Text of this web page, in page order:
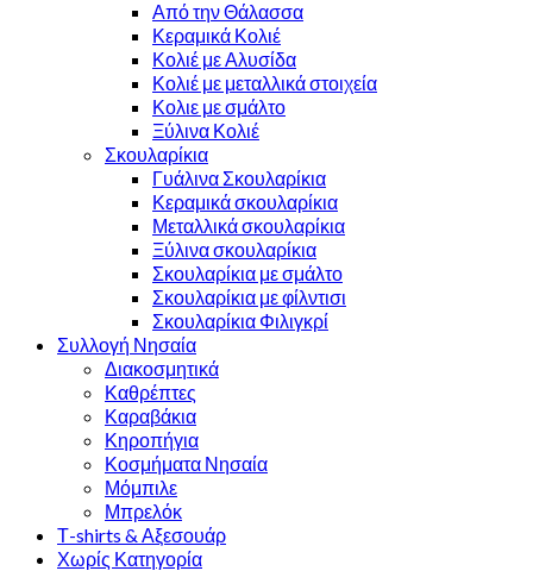
Από την Θάλασσα
Κεραμικά Κολιέ
Κολιέ με Αλυσίδα
Κολιέ με μεταλλικά στοιχεία
Κολιε με σμάλτο
Ξύλινα Κολιέ
Σκουλαρίκια
Γυάλινα Σκουλαρίκια
Κεραμικά σκουλαρίκια
Μεταλλικά σκουλαρίκια
Ξύλινα σκουλαρίκια
Σκουλαρίκια με σμάλτο
Σκουλαρίκια με φίλντισι
Σκουλαρίκια Φιλιγκρί
Συλλογή Νησαία
Διακοσμητικά
Καθρέπτες
Καραβάκια
Κηροπήγια
Κοσμήματα Νησαία
Μόμπιλε
Μπρελόκ
Τ-shirts & Αξεσουάρ
Χωρίς Κατηγορία